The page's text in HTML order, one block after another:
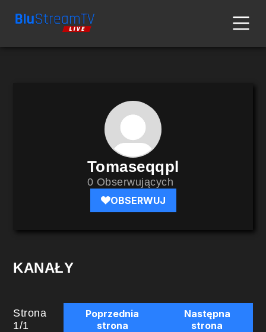
Tomaseqqpl
0 Obserwujących
OBSERWUJ
KANAŁY
Strona
1/1
Poprzednia
strona
Następna
strona